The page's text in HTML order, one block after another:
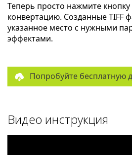
Теперь просто нажмите кнопку
конвертацию. Созданные TIFF
указанное место с нужными
эффектами.
Попробуйте бесплатную
Видео инструкция